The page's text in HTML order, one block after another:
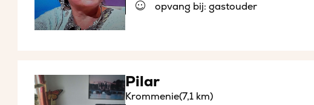
opvang bij: gastouder
Pilar
Krommenie(7,1 km)